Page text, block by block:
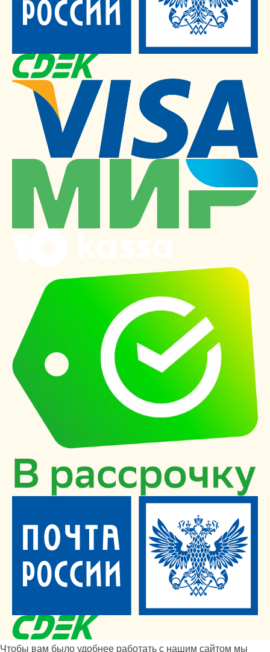
Чтобы вам было удобнее работать с нашим сайтом мы